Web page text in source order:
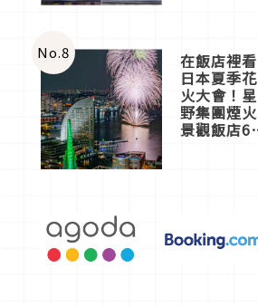
店3分即達
No.8 在飯店裡看
日本夏季花
火大會！星
野集團煙火
景觀飯店6